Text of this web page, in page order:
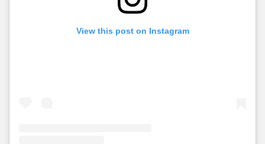
View this post on Instagram